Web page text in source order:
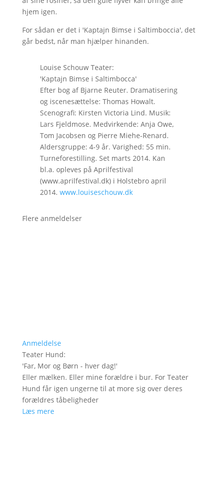
hjem igen.
For sådan er det i 'Kaptajn Bimse i Saltimboccia', det
går bedst, når man hjælper hinanden.
Louise Schouw Teater:
'Kaptajn Bimse i Saltimbocca'
Efter bog af Bjarne Reuter. Dramatisering
og iscenesættelse: Thomas Howalt.
Scenografi: Kirsten Victoria Lind. Musik:
Lars Fjeldmose. Medvirkende: Anja Owe,
Tom Jacobsen og Pierre Miehe-Renard.
Aldersgruppe: 4-9 år. Varighed: 55 min.
Turneforestilling. Set marts 2014. Kan
bl.a. opleves på Aprilfestival
(www.aprilfestival.dk) i Holstebro april
2014. www.louiseschouw.dk
Flere anmeldelser
Anmeldelse
Teater Hund:
'Far, Mor og Børn - hver dag!'
Eller mælken. Eller mine forældre i bur. For Teater
Hund får igen ungerne til at more sig over deres
forældres tåbeligheder
Læs mere